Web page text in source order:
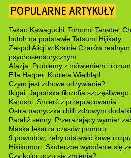
POPULARNE ARTYKUŁY
Takao Kawaguchi, Tomomi Tanabe:
butoh na podstawie Tatsumi Hijikaty
Zespół Alicji w Krainie Czarów
psychosensorycznym
Afazja. Problemy z mówieniem i
Ella Harper. Kobieta Wielbłąd
Czym jest zdrowe odżywianie?
Ikigai. Japońska filozofia szczęśliwego
Karōshi. Śmierć z przepracowania
Ostra papryczka chilli zdrowym
Paraliż senny. Przerażający wymiar
Maska lekarza czasów pomoru
9 powodów, żeby odstawić kawę
Hikikomori. Skuteczne wycofanie się
Czy kolor oczu się zmienia?